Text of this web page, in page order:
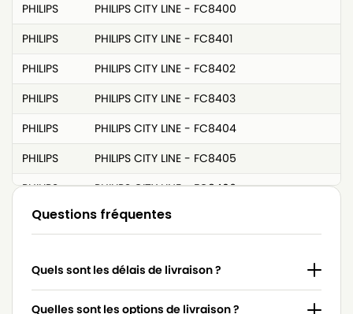
PHILIPS
PHILIPS CITY LINE - FC8400
PHILIPS
PHILIPS CITY LINE - FC8401
PHILIPS
PHILIPS CITY LINE - FC8402
PHILIPS
PHILIPS CITY LINE - FC8403
PHILIPS
PHILIPS CITY LINE - FC8404
PHILIPS
PHILIPS CITY LINE - FC8405
PHILIPS
PHILIPS CITY LINE - FC8406
PHILIPS
PHILIPS CITY LINE - FC8407
PHILIPS
PHILIPS CITY LINE - FC8409
PHILIPS
PHILIPS CITY LINE - FC8410
Questions fréquentes
Quels sont les délais de livraison ?
Quelles sont les options de livraison ?